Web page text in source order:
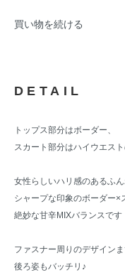
買い物を続ける
DETAIL
トップス部分はボーダー、
スカート部分はハイウエス
女性らしいハリ感のあるふ
シャープな印象のボーダー×
絶妙な甘辛MIXバランスです
ファスナー周りのデザインま
後ろ姿もバッチリ♪